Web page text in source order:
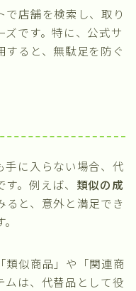
で店舗を検索し、取り
です。特に、公式サ
ると、無駄足を防ぐ
手に入らない場合、代
。例えば、 類似の成
ると、意外と満足でき
類似商品」や「関連商
ムは、代替品として役